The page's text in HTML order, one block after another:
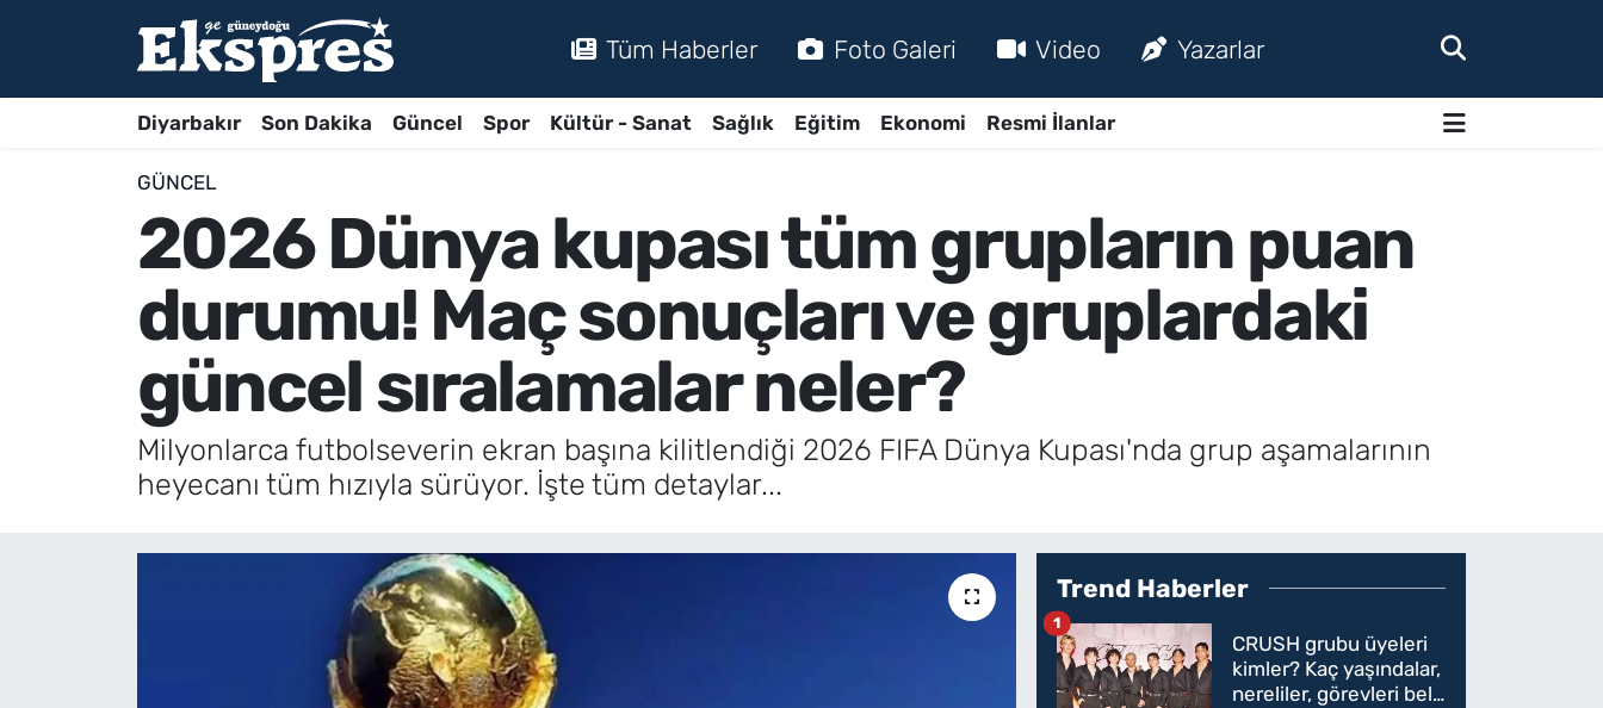
Tüm Haberler Foto Galeri Video Yazarlar
Diyarbakır Son Dakika Güncel Spor Kültür - Sanat Sağlık Eğitim Ekonomi Resmi İlanlar
GÜNCEL
2026 Dünya kupası tüm grupların puan
durumu! Maç sonuçları ve gruplardaki
güncel sıralamalar neler?
Milyonlarca futbolseverin ekran başına kilitlendiği 2026 FIFA Dünya Kupası'nda grup aşamalarının
heyecanı tüm hızıyla sürüyor. İşte tüm detaylar...
Trend Haberler
CRUSH grubu üyeleri
kimler? Kaç yaşındalar,
nereliler, görevleri belli
1